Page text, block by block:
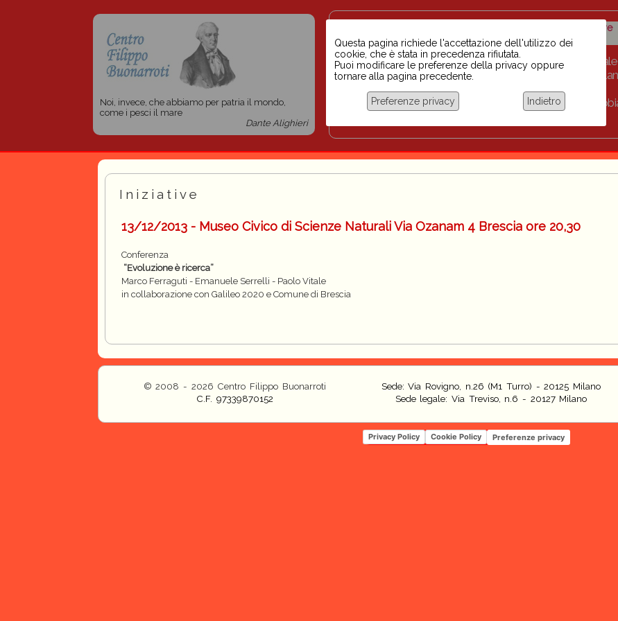
Noi, invece, che abbiamo per patria il mondo,
come i pesci il mare
Dante Alighieri
razzismo
iniziative
Storico iniziative
Home Scuola BINARI Biblioteca digitale
Progetti per le scuole 2023-2024
Link
Chi siamo
Coordinamento Docenti contro Razzismo,
Questa pagina richiede l'accettazione dell'utilizzo dei
cookie, che è stata in precedenza rifiutata.
Puoi modificare le preferenze della privacy oppure
tornare alla pagina precedente.
Preferenze privacy Indietro
Iniziative
13/12/2013 - Museo Civico di Scienze Naturali Via Ozanam 4 Brescia ore 20,30
Conferenza
“Evoluzione è ricerca”
Marco Ferraguti - Emanuele Serrelli - Paolo Vitale
in collaborazione con Galileo 2020 e Comune di Brescia
© 2008 - 2026 Centro Filippo Buonarroti
C.F. 97339870152
Sede: Via Rovigno, n.26 (M1 Turro) - 20125 Milano
Sede legale: Via Treviso, n.6 - 20127 Milano
Privacy Policy Cookie Policy Preferenze privacy